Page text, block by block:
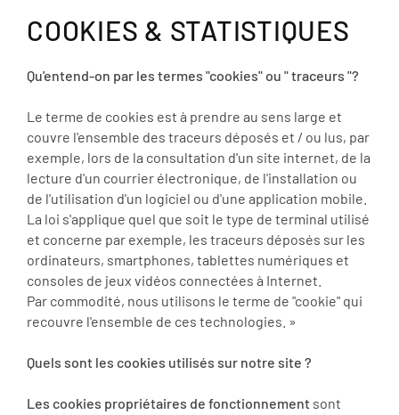
COOKIES & STATISTIQUES
Qu'entend-on par les termes "cookies" ou " traceurs "?
Le terme de cookies est à prendre au sens large et
couvre l'ensemble des traceurs déposés et / ou lus, par
exemple, lors de la consultation d'un site internet, de la
lecture d'un courrier électronique, de l'installation ou
de l'utilisation d'un logiciel ou d'une application mobile.
La loi s'applique quel que soit le type de terminal utilisé
et concerne par exemple, les traceurs déposés sur les
ordinateurs, smartphones, tablettes numériques et
consoles de jeux vidéos connectées à Internet.
Par commodité, nous utilisons le terme de "cookie" qui
recouvre l'ensemble de ces technologies. »
Quels sont les cookies utilisés sur notre site ?
Les cookies propriétaires de fonctionnement sont